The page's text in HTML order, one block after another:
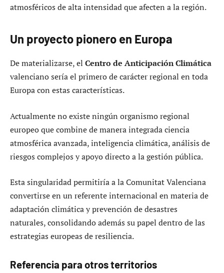
atmosféricos de alta intensidad que afecten a la región.
Un proyecto pionero en Europa
De materializarse, el Centro de Anticipación Climática
valenciano sería el primero de carácter regional en toda
Europa con estas características.
Actualmente no existe ningún organismo regional
europeo que combine de manera integrada ciencia
atmosférica avanzada, inteligencia climática, análisis de
riesgos complejos y apoyo directo a la gestión pública.
Esta singularidad permitiría a la Comunitat Valenciana
convertirse en un referente internacional en materia de
adaptación climática y prevención de desastres
naturales, consolidando además su papel dentro de las
estrategias europeas de resiliencia.
Referencia para otros territorios